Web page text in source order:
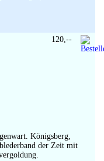
Königsberg,
der Zeit mit
120,--